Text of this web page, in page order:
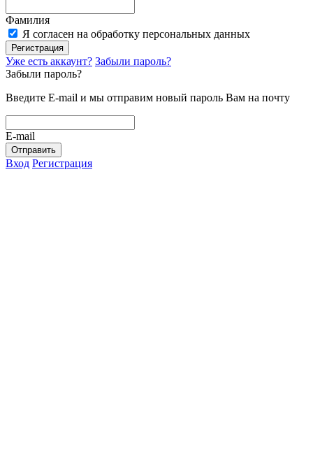
Фамилия
Я согласен на обработку персональных данных
Регистрация
Уже есть аккаунт? Забыли пароль?
Забыли пароль?
Введите E-mail и мы отправим новый пароль Вам на почту
E-mail
Отправить
Вход Регистрация